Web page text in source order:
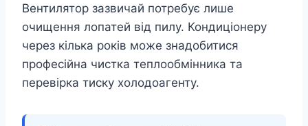
Вентилятор зазвичай потребує лише
очищення лопатей від пилу. Кондиціонеру
через кілька років може знадобитися
професійна чистка теплообмінника та
перевірка тиску холодоагенту.